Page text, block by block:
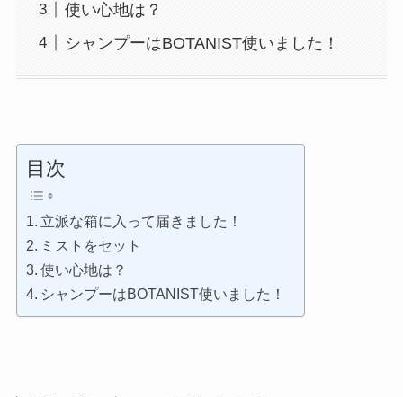
使い心地は？
シャンプーはBOTANIST使いました！
目次
立派な箱に入って届きました！
ミストをセット
使い心地は？
シャンプーはBOTANIST使いました！